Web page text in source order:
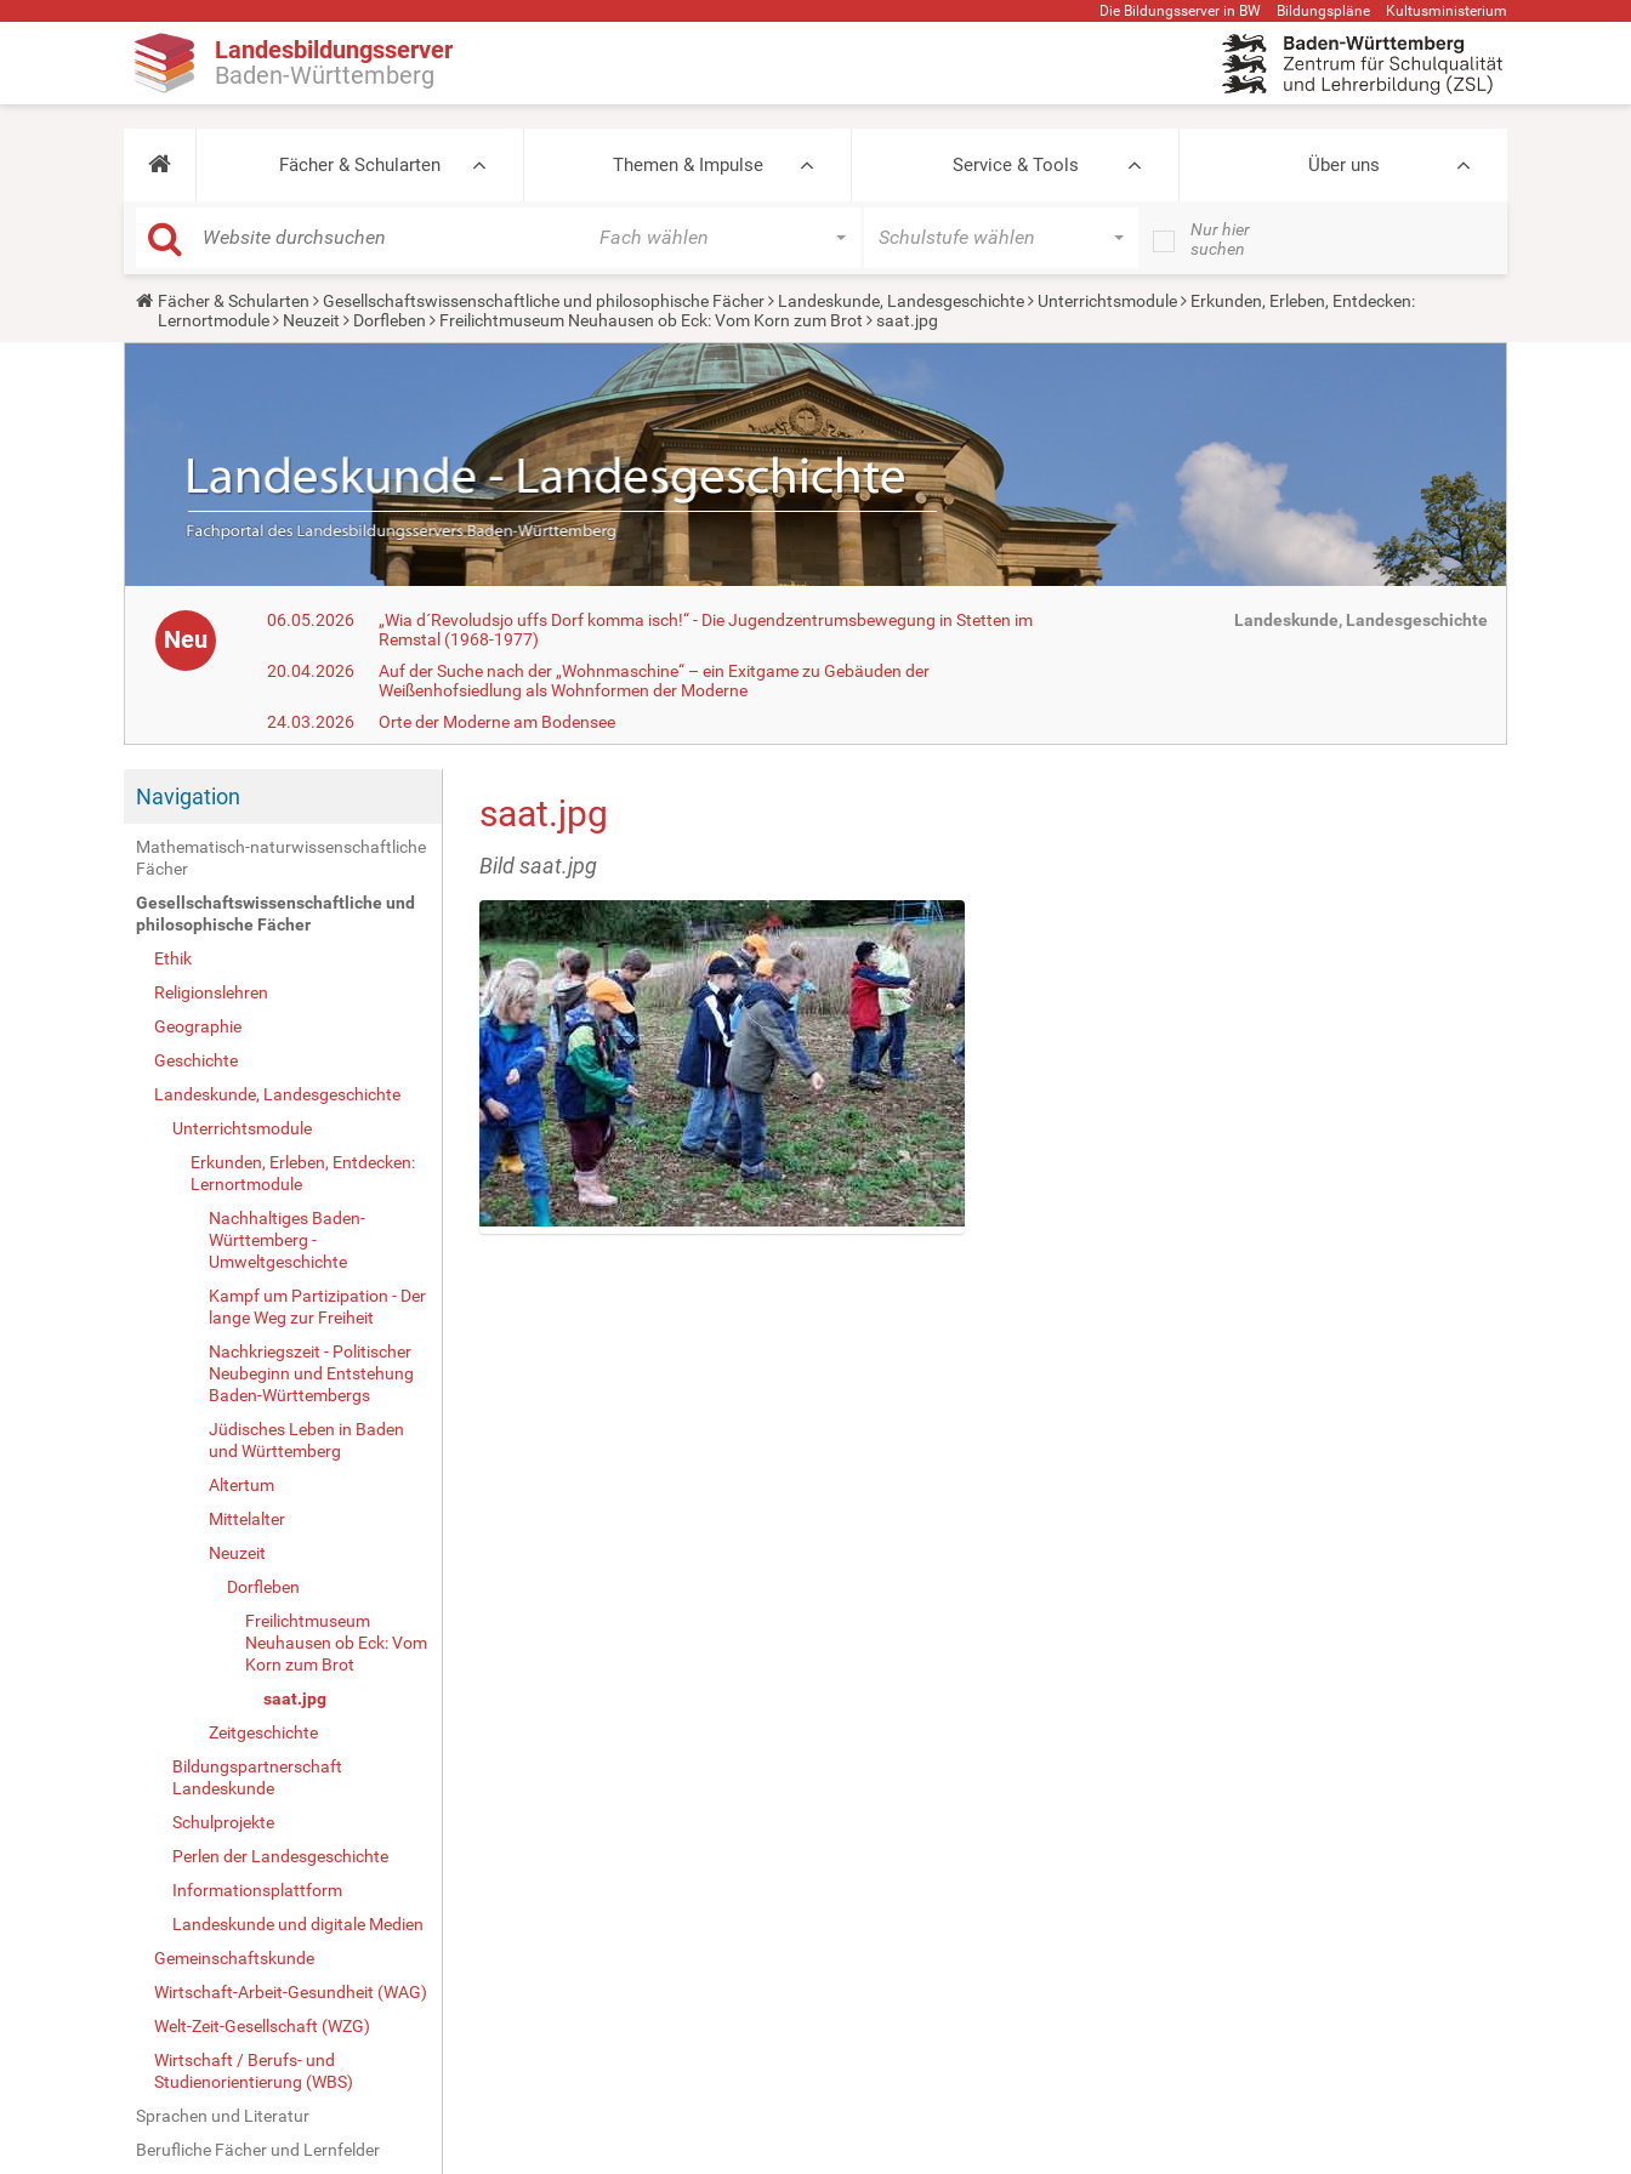
Die Bildungsserver in BW Bildungspläne Kultusministerium
Landesbildungsserver
Baden-Württemberg
Fächer & Schularten Themen & Impulse Service & Tools Über uns
Fach wählen Schulstufe wählen
Nur hier
suchen
Y
u
Fächer & Schularten Gesellschaftswissenschaftliche und philosophische Fächer Landeskunde, Landesgeschichte Unterrichtsmodule
Erkunden, Erleben, Entdecken:
Lernortmodule
Neuzeit Dorfleben Freilichtmuseum Neuhausen ob Eck: Vom Korn zum Brot saat.jpg
Neu
06.05.2026
„Wia d´Revoludsjo uffs Dorf komma isch!“ - Die Jugendzentrumsbewegung in Stetten im
Remstal (1968-1977)
20.04.2026
Auf der Suche nach der „Wohnmaschine“ – ein Exitgame zu Gebäuden der
Weißenhofsiedlung als Wohnformen der Moderne
24.03.2026
Orte der Moderne am Bodensee
Landeskunde, Landesgeschichte
Navigation
Mathematisch-naturwissenschaftliche
Fächer
Gesellschaftswissenschaftliche und
philosophische Fächer
Ethik
Religionslehren
Geographie
Geschichte
Landeskunde, Landesgeschichte
Unterrichtsmodule
Erkunden, Erleben, Entdecken:
Lernortmodule
Nachhaltiges Baden-
Württemberg -
Umweltgeschichte
Kampf um Partizipation - Der
lange Weg zur Freiheit
Nachkriegszeit - Politischer
Neubeginn und Entstehung
Baden-Württembergs
Jüdisches Leben in Baden
und Württemberg
Altertum
Mittelalter
Neuzeit
Dorfleben
Freilichtmuseum
Neuhausen ob Eck: Vom
Korn zum Brot
saat.jpg
Zeitgeschichte
Bildungspartnerschaft
Landeskunde
Schulprojekte
Perlen der Landesgeschichte
Informationsplattform
Landeskunde und digitale Medien
Gemeinschaftskunde
Wirtschaft-Arbeit-Gesundheit (WAG)
Welt-Zeit-Gesellschaft (WZG)
Wirtschaft / Berufs- und
Studienorientierung (WBS)
Sprachen und Literatur
Berufliche Fächer und Lernfelder
saat.jpg
Bild saat.jpg